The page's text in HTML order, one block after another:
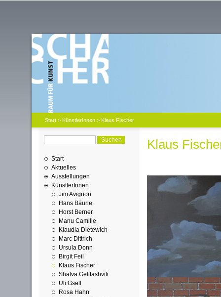
Start> KünstlerInnen> Klaus Fischer
Start
Aktuelles
Ausstellungen
KünstlerInnen
Jim Avignon
Hans Bäurle
Horst Berner
Manu Camille
Klaudia Dietewich
Marc Dittrich
Ursula Donn
Birgit Feil
Klaus Fischer
Shalva Gelitashvili
Uli Gsell
Rosa Hahn
Klaus